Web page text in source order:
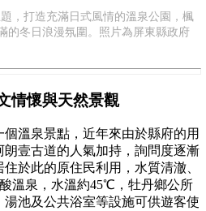
，打造充滿日式風情的溫泉公園，楓
的冬日浪漫氛圍。照片為屏東縣政府
情懷與天然景觀
溫泉景點，近年來由於縣府的用
壹古道的人氣加持，詢問度逐漸
於此的原住民利用，水質清澈、
溫泉，水溫約45℃，牡丹鄉公所
池及公共浴室等設施可供遊客使